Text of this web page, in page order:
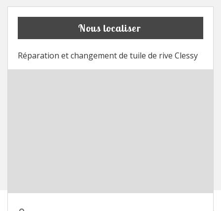
Nous localiser
Réparation et changement de tuile de rive Clessy